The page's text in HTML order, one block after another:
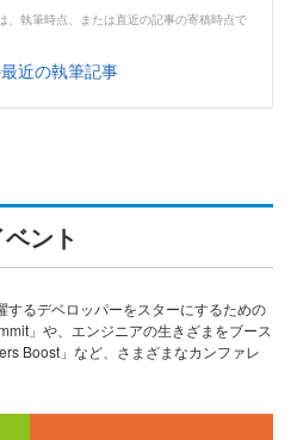
、執筆時点、または直近の記事の寄稿時点で
近の執筆記事
ント
るデベロッパーをスターにするための
」や、エンジニアの生きざまをブース
Boost」など、さまざまなカンファレ